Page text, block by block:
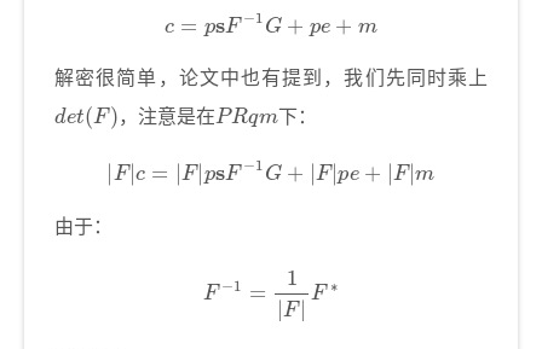
sF−1G
解密很简单，论文中也有提到，我们先同时乘上
d t ( F) ，注意是在 PRq 下：
=|F sF−1G F |pe m
由于：
F|